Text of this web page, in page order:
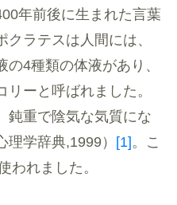
年前後に生まれた言葉
ラテスは人間には、
4種類の体液があり、
ーと呼ばれました。
鈍重で陰気な気質にな
理学辞典,1999）
[1]。こ
われました。